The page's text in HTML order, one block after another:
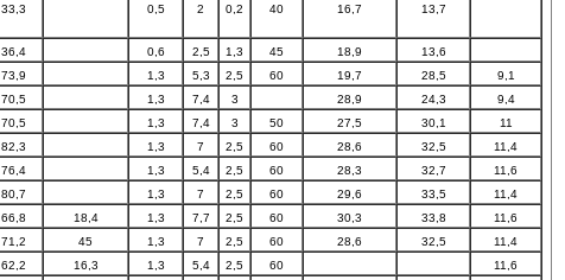
33,3 0,5 2 0,2 40 16,7 13,7
36,4 0,6 2,5 1,3 45 18,9
13,6
73,9 1,3 5,3 2,5 60 19,7 28,5
9,1
70,5 1,3 7,4 3 28,9 24,3
9,4
70,5 1,3 7,4 3 50 27,5 30,1
11
82,3 1,3 7 2,5 60 28,6 32,5
11,4
76,4 1,3 5,4 2,5 60 28,3 32,7
11,6
80,7 1,3 7 2,5 60 29,6 33,5
11,4
66,8 18,4 1,3 7,7 2,5 60 30,3 33,8
11,6
71,2 45 1,3 7 2,5 60 28,6 32,5
11,4
62,2 16,3 1,3 5,4 2,5 60
11,6